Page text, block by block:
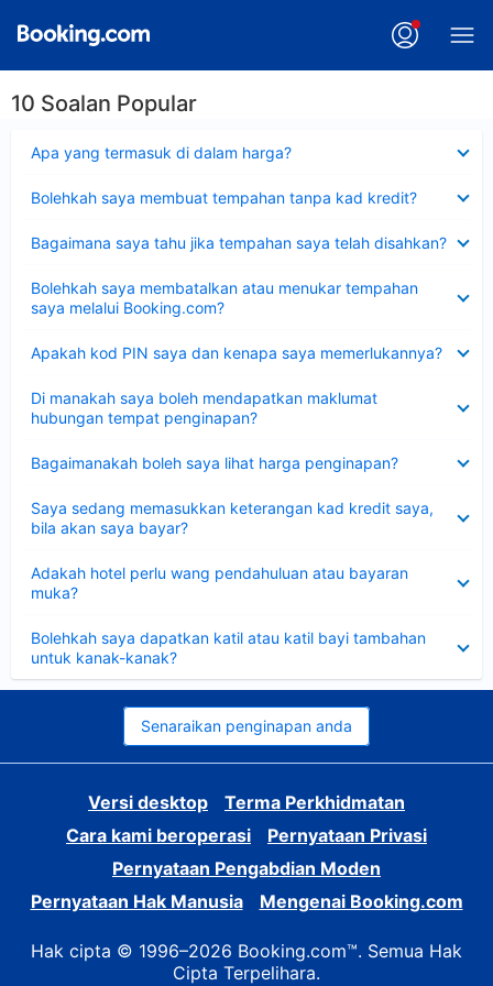
10 Soalan Popular
Apa yang termasuk di dalam harga?
Bolehkah saya membuat tempahan tanpa kad kredit?
Bagaimana saya tahu jika tempahan saya telah disahkan?
Bolehkah saya membatalkan atau menukar tempahan
saya melalui Booking.com?
Apakah kod PIN saya dan kenapa saya memerlukannya?
Di manakah saya boleh mendapatkan maklumat
hubungan tempat penginapan?
Bagaimanakah boleh saya lihat harga penginapan?
Saya sedang memasukkan keterangan kad kredit saya,
bila akan saya bayar?
Adakah hotel perlu wang pendahuluan atau bayaran
muka?
Bolehkah saya dapatkan katil atau katil bayi tambahan
untuk kanak-kanak?
Senaraikan penginapan anda
Versi desktop
Terma Perkhidmatan
Cara kami beroperasi
Pernyataan Privasi
Pernyataan Pengabdian Moden
Pernyataan Hak Manusia
Mengenai Booking.com
Hak cipta © 1996–2026 Booking.com™. Semua Hak
Cipta Terpelihara.